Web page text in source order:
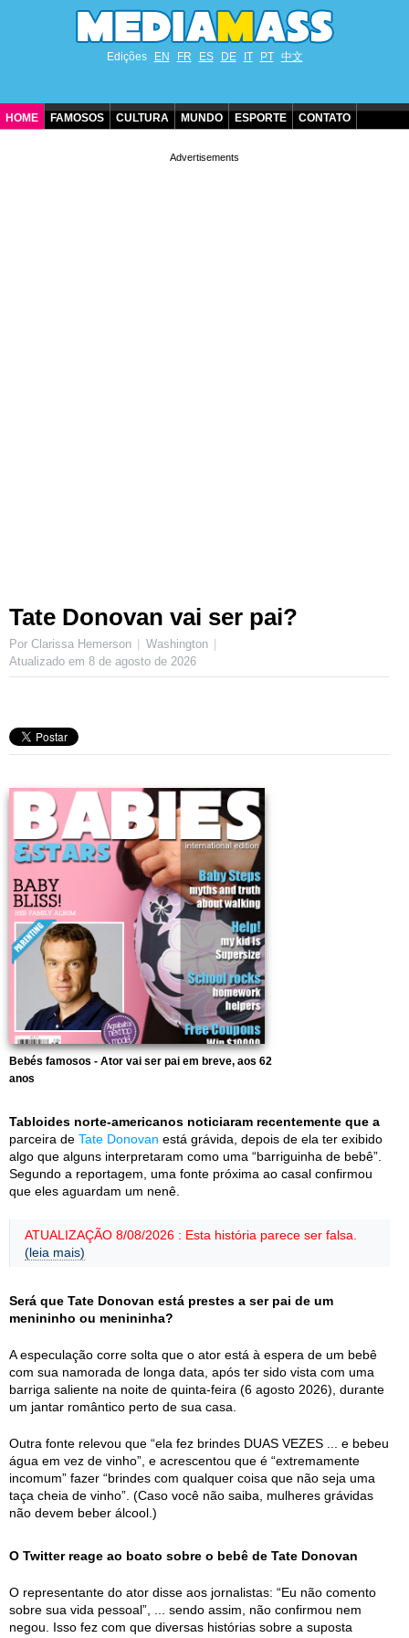
Edições EN FR ES DE IT PT 中文
HOME FAMOSOS CULTURA MUNDO ESPORTE CONTATO
Tate Donovan vai ser pai?
Por Clarissa Hemerson
Washington
Atualizado em 8 de agosto de 2026
Bebés famosos - Ator vai ser pai em breve, aos 62
anos
Tabloides norte-americanos noticiaram recentemente que a
parceira de Tate Donovan está grávida, depois de ela ter exibido
algo que alguns interpretaram como uma “barriguinha de bebê”.
Segundo a reportagem, uma fonte próxima ao casal confirmou
que eles aguardam um nenê.
ATUALIZAÇÃO 8/08/2026 : Esta história parece ser falsa.
(leia mais)
Será que Tate Donovan está prestes a ser pai de um
menininho ou menininha?
A especulação corre solta que o ator está à espera de um bebê
com sua namorada de longa data, após ter sido vista com uma
barriga saliente na noite de quinta-feira (6 agosto 2026), durante
um jantar romântico perto de sua casa.
Outra fonte relevou que “ela fez brindes DUAS VEZES ... e bebeu
água em vez de vinho”, e acrescentou que é “extremamente
incomum” fazer “brindes com qualquer coisa que não seja uma
taça cheia de vinho”. (Caso você não saiba, mulheres grávidas
não devem beber álcool.)
O Twitter reage ao boato sobre o bebê de Tate Donovan
O representante do ator disse aos jornalistas: “Eu não comento
sobre sua vida pessoal”, ... sendo assim, não confirmou nem
negou. Isso fez com que diversas histórias sobre a suposta